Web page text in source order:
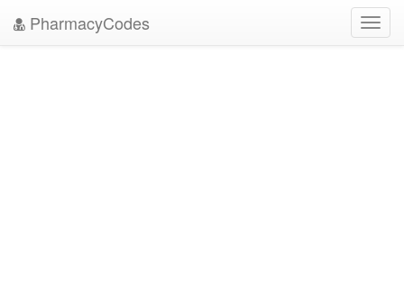
PharmacyCodes